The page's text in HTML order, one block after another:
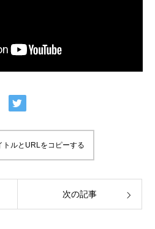
トルとURLをコピーする
次の記事